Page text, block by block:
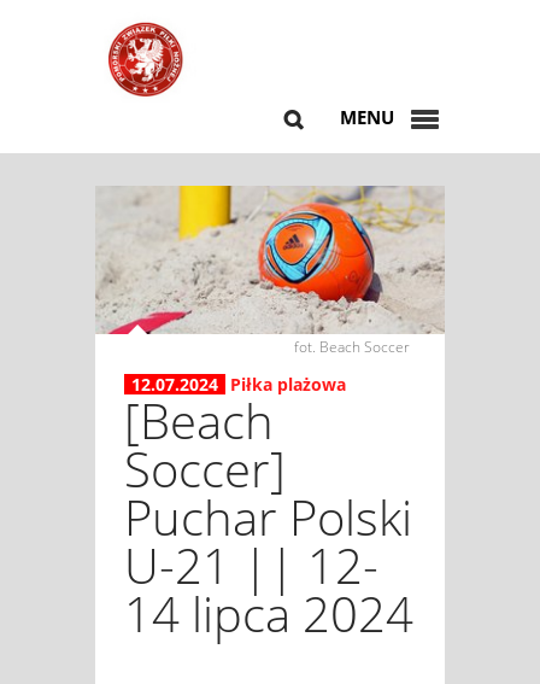
MENU
fot. Beach Soccer
12.07.2024 Piłka plażowa
[Beach
Soccer]
Puchar Polski
U-21 || 12-
14 lipca 2024